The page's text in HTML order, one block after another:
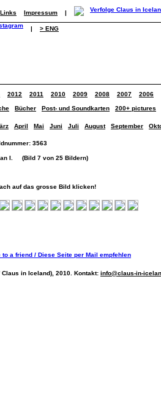
Links Impressum |
| > ENG
2012 2011 2010 2009 2008 2007 2006
Bücher Post- und Soundkarten 200+ pictures
April Mai Juni Juli August September
3563
I. (Bild 7 von 25 Bildern)
auf das grosse Bild klicken!
in Iceland), 2010. Kontakt: info@claus-in-